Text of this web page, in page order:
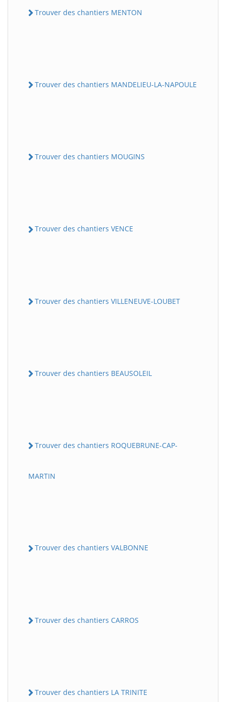
Trouver des chantiers MENTON
Trouver des chantiers MANDELIEU-LA-NAPOULE
Trouver des chantiers MOUGINS
Trouver des chantiers VENCE
Trouver des chantiers VILLENEUVE-LOUBET
Trouver des chantiers BEAUSOLEIL
Trouver des chantiers ROQUEBRUNE-CAP-
MARTIN
Trouver des chantiers VALBONNE
Trouver des chantiers CARROS
Trouver des chantiers LA TRINITE